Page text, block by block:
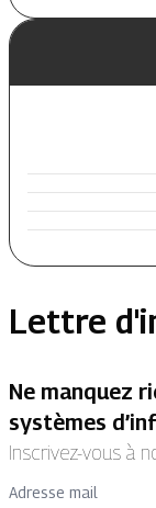
Lettre
Ne manquez
systèmes
Inscrivez-vous à
Adresse mail